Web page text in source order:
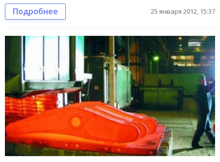
Подробнее 25 января 2012, 15:37